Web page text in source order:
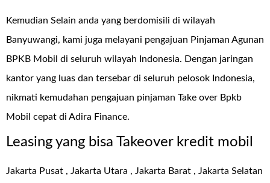
Kemudian Selain anda yang berdomisili di wilayah
Banyuwangi, kami juga melayani pengajuan Pinjaman Agunan
BPKB Mobil di seluruh wilayah Indonesia. Dengan jaringan
kantor yang luas dan tersebar di seluruh pelosok Indonesia,
nikmati kemudahan pengajuan pinjaman Take over Bpkb
Mobil cepat di Adira Finance.
Leasing yang bisa Takeover kredit mobil
Jakarta Pusat , Jakarta Utara , Jakarta Barat , Jakarta Selatan